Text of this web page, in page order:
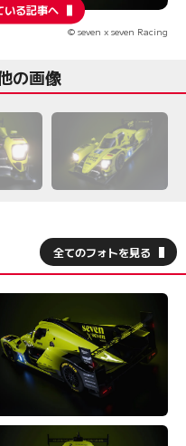
いる記事へ
© seven x seven Racing
の画像
全てのフォトを見る